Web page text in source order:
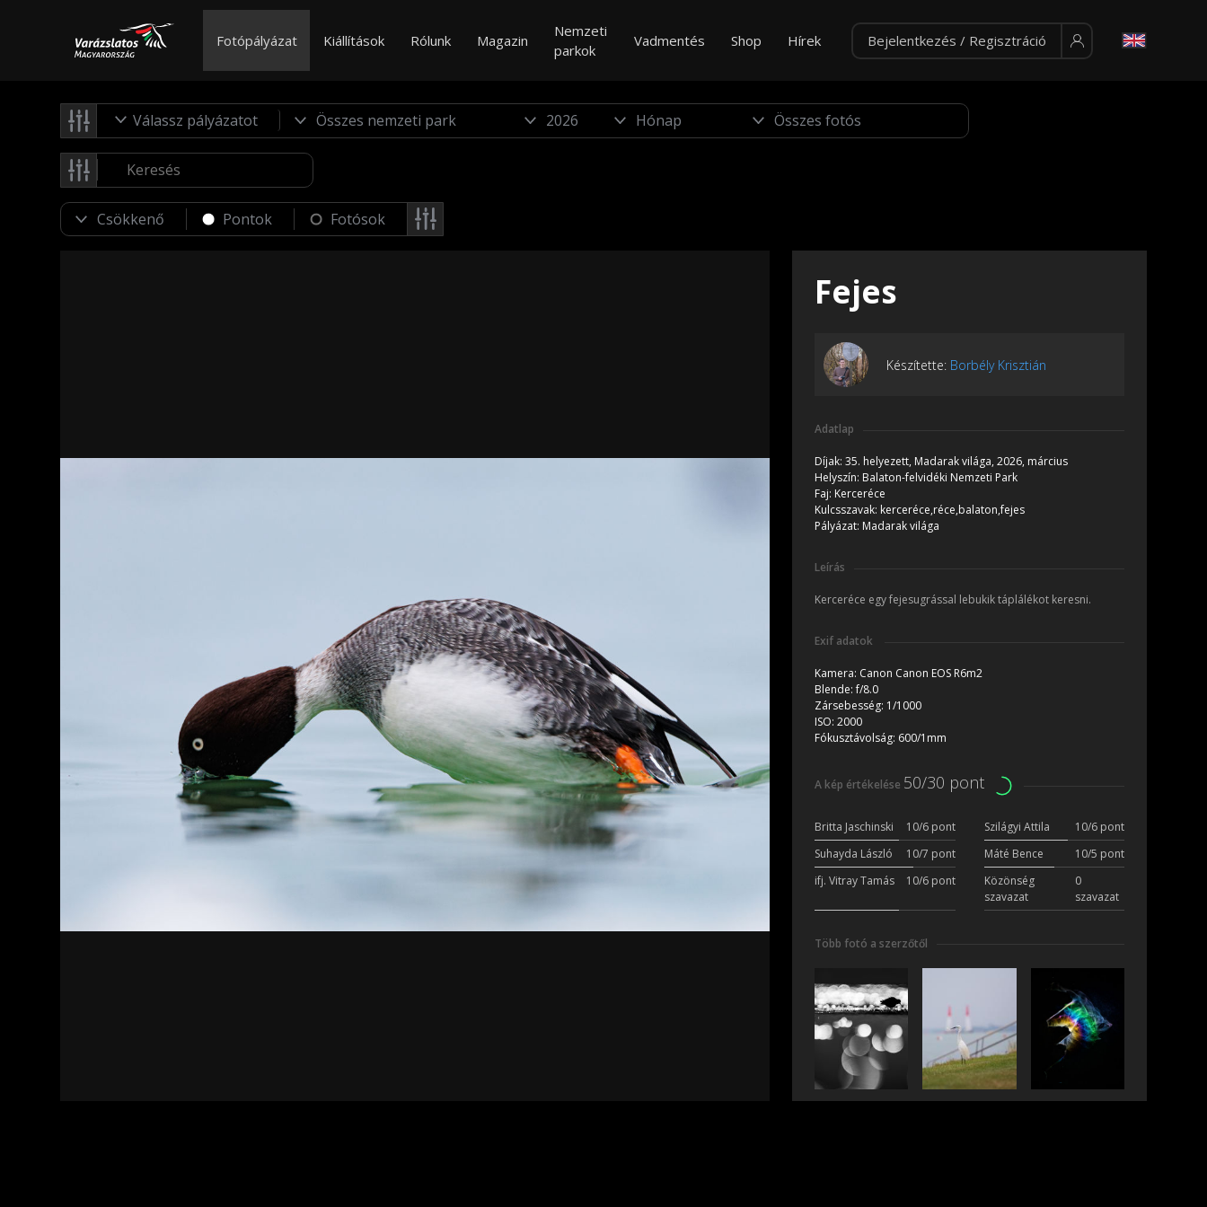
Fotópályázat Kiállítások Rólunk Magazin
Nemzeti
parkok
Vadmentés Shop Hírek Bejelentkezés / Regisztráció
Válassz pályázatot
Pontok Fotósok
Fejes
Készítette: Borbély Krisztián
Adatlap
Díjak: 35. helyezett, Madarak világa, 2026, március
Helyszín: Balaton-felvidéki Nemzeti Park
Faj: Kerceréce
Kulcsszavak: kerceréce,réce,balaton,fejes
Pályázat: Madarak világa
Leírás
Kerceréce egy fejesugrással lebukik táplálékot keresni.
Exif adatok
Kamera: Canon Canon EOS R6m2
Blende:f/8.0
Zársebesség: 1/1000
ISO: 2000
Fókusztávolság: 600/1mm
A kép értékelése 50/30 pont
Britta Jaschinski 10/6 pont Szilágyi Attila
10/6 pont
Suhayda László
10/7 pont Máté Bence
10/5 pont
ifj. Vitray Tamás
10/6 pont
Közönség
szavazat
0
szavazat
Több fotó a szerzőtől